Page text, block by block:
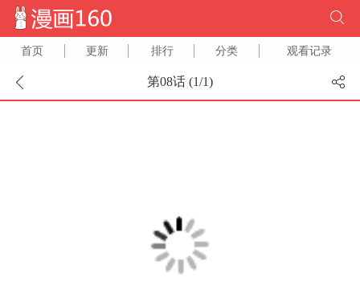
首页 更新 排行 分类 观看记录
第08话 (1/1)